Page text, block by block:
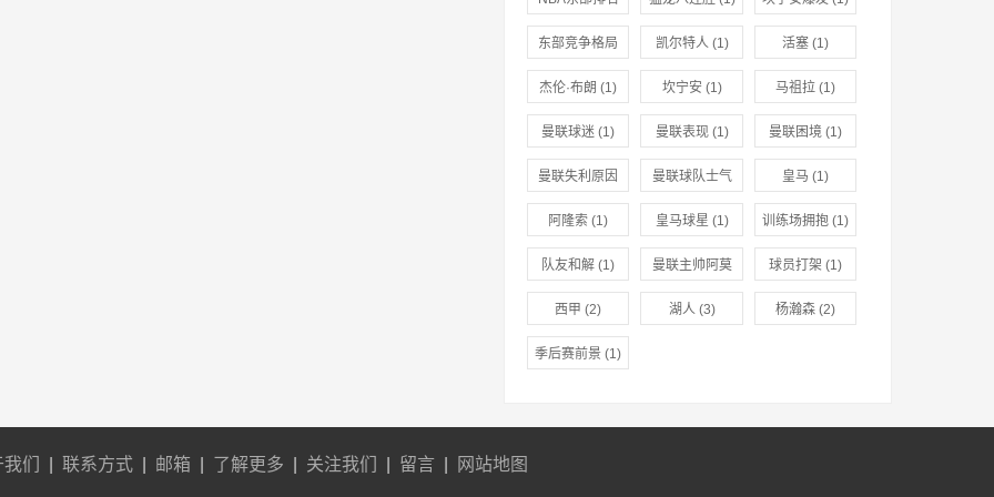
(1)
东部竞争格局
(1)
凯尔特人(1) 活塞(1)
杰伦·布朗 (1) 坎宁安(1) 马祖拉(1)
曼联球迷 (1) 曼联表现(1) 曼联困境(1)
曼联失利原因
(1)
曼联球队士气
(1)
皇马 (1)
阿隆索 (1) 皇马球星 (1) 训练场拥抱(1)
队友和解 (1) 曼联主帅阿莫
林(1)
球员打架 (1)
西甲 (2) 湖人(3) 杨瀚森(2)
季后赛前景 (1)
们 联系方式 邮箱 了解更多 关注我们 留言 网站地图